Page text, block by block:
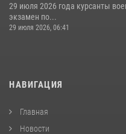
29 июля 2026 года курсанты
экзамен по...
29 июля 2026, 06:41
НАВИГАЦИЯ
Главная
Новости